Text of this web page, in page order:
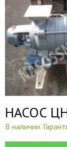
НАСОС
В наличии.